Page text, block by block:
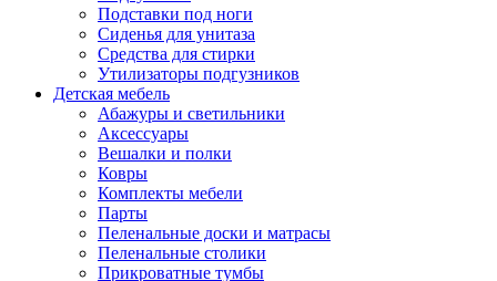
Подставки под ноги
Сиденья для унитаза
Средства для стирки
Утилизаторы подгузников
Детская мебель
Абажуры и светильники
Аксессуары
Вешалки и полки
Ковры
Комплекты мебели
Парты
Пеленальные доски и матрасы
Пеленальные столики
Прикроватные тумбы